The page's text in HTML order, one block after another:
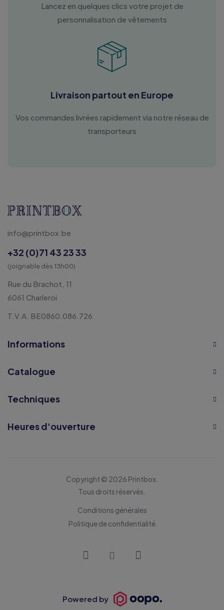
Lancez en quelques clics votre projet de
personnalisation de vêtements
Livraison partout en Europe
Vos commandes livrées rapidement via notre réseau de
transporteurs
info@printbox.be
+32 (0)71 43 23 33
(joignable dès 13h00)
Rue du Brachot, 11
6061 Charleroi
T.V.A. BE0860.086.726
Informations
Catalogue
Techniques
Heures d'ouverture
Copyright © 2026 Printbox.
Tous droits réservés.
Conditions générales
Politique de confidentialité
Powered by